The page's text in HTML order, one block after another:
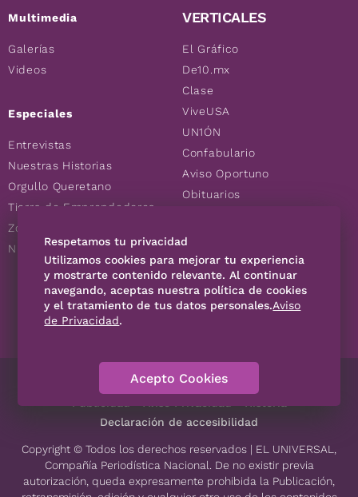
Multimedia
Galerías
Videos
Especiales
Entrevistas
Nuestras Historias
Orgullo Queretano
Tierra de Emprendedores
Zoociales
Nuevos Queretanos
VERTICALES
El Gráfico
De10.mx
Clase
ViveUSA
UN1ÓN
Confabulario
Aviso Oportuno
Obituarios
Consultas
SÍGUENOS
Contáctanos Código de Ética
Declaración de accesibilidad
Copyright © Todos los derechos reservados | EL UNIVERSAL,
Compañía Periodística Nacional. De no existir previa
autorización, queda expresamente prohibida la Publicación,
Respetamos tu privacidad
Utilizamos cookies para mejorar tu experiencia
y mostrarte contenido relevante. Al continuar
navegando, aceptas nuestra política de cookies
y el tratamiento de tus datos personales.Aviso
de Privacidad.
Acepto Cookies